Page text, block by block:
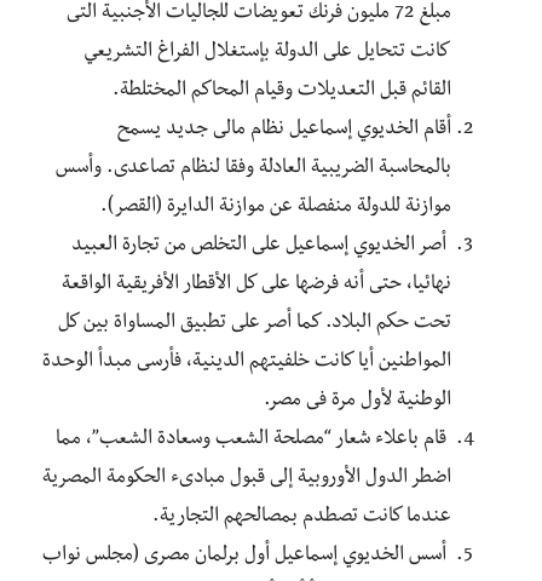
مبلغ 72 مليون فرنك تعويضات للجاليات الأجنبية التى
كانت تتحايل على الدولة بإستغلال الفراغ التشريعي
القائم قبل التعديلات وقيام المحاكم المختلطة.
أقام الخديوي إسماعيل نظام مالى جديد يسمح
بالمحاسبة الضريبية العادلة وفقا لنظام تصاعدى. وأسس
موازنة للدولة منفصلة عن موازنة الدايرة (القصر).
أصر الخديوي إسماعيل على التخلص من تجارة العبيد
نهائيا، حتى أنه فرضها على كل الأقطار الأفريقية الواقعة
تحت حكم البلاد. كما أصر على تطبيق المساواة بين كل
المواطنين أيا كانت خلفيتهم الدينية، فأرسى مبدأ الوحدة
الوطنية لأول مرة فى مصر.
قام باعلاء شعار “مصلحة الشعب وسعادة الشعب”، مما
اضطر الدول الأوروبية إلى قبول مبادىء الحكومة المصرية
عندما كانت تصطدم بمصالحهم التجارية.
أسس الخديوي إسماعيل أول برلمان مصرى (مجلس نواب